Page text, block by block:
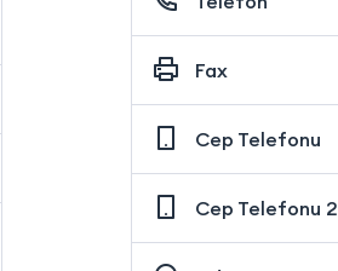
Fax
Cep Telefonu
Cep Telefonu 2